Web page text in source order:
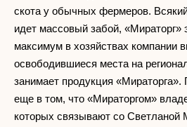
скота у обычных фермеров.
идет массовый забой, «Мираторг»
максимум в хозяйствах компании
освободившиеся места на
занимает продукция «Мираторга».
еще в том, что «Мираторгом»
которых связывают со Светланой